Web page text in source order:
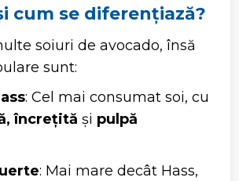
cum se diferențiază?
soiuri de avocado, însă
sunt:
: Cel mai consumat soi, cu
încrețită și pulpă
: Mai mare decât Hass,